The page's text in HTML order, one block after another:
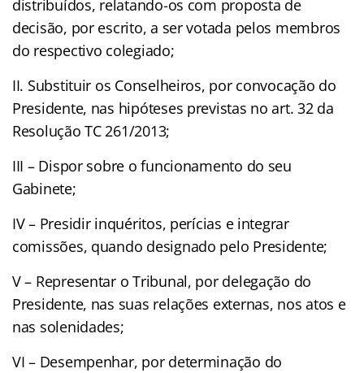
distribuídos, relatando-os com proposta de
decisão, por escrito, a ser votada pelos membros
do respectivo colegiado;
II. Substituir os Conselheiros, por convocação do
Presidente, nas hipóteses previstas no art. 32 da
Resolução TC 261/2013;
III – Dispor sobre o funcionamento do seu
Gabinete;
IV – Presidir inquéritos, perícias e integrar
comissões, quando designado pelo Presidente;
V – Representar o Tribunal, por delegação do
Presidente, nas suas relações externas, nos atos e
nas solenidades;
VI – Desempenhar, por determinação do